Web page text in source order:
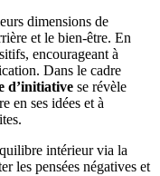
dimensions de
et le bien-être. En
encourageant à
Dans le cadre
d’initiative se révèle
en ses idées et à
intérieur via la
les pensées négatives et